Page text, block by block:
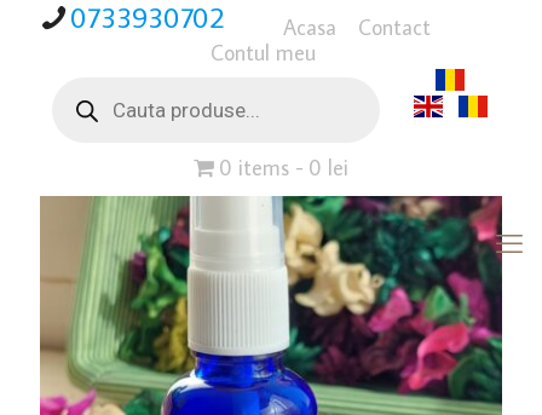
0733930702 Acasa
Contact
Contul meu
search
0 items 0 lei